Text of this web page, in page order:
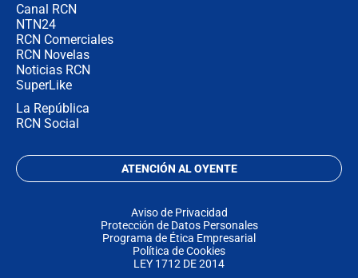
Canal RCN
NTN24
RCN Comerciales
RCN Novelas
Noticias RCN
SuperLike
La República
RCN Social
ATENCIÓN AL OYENTE
Aviso de Privacidad
Protección de Datos Personales
Programa de Ética Empresarial
Política de Cookies
LEY 1712 DE 2014